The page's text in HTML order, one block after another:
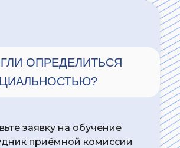
заявку на обучение
приёмной комиссии
ОПРЕДЕЛИТЬСЯ